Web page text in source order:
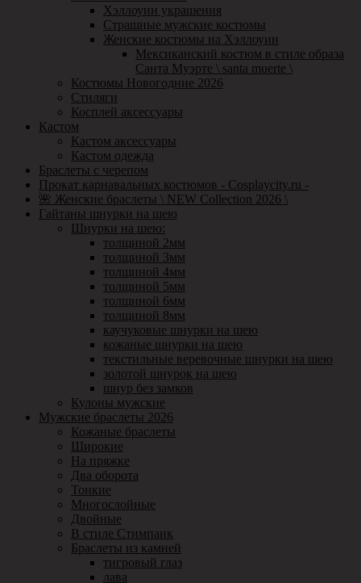
Хэллоуин украшения
Страшные мужские костюмы
Женские костюмы на Хэллоуин
Мексиканский костюм в стиле образа
Санта Муэрте \ santa muerte \
Костюмы Новогодние 2026
Стиляги
Косплей аксессуары
Кастом
Кастом аксессуары
Кастом одежда
Браслеты с черепом
Прокат карнавальных костюмов - Cosplaycity.ru -
🌺 Женские браслеты \ NEW Collection 2026 \
Гайтаны шнурки на шею
Шнурки на шею:
толщиной 2мм
толщиной 3мм
толщиной 4мм
толщиной 5мм
толщиной 6мм
толщиной 8мм
каучуковые шнурки на шею
кожаные шнурки на шею
текстильные веревочные шнурки на шею
золотой шнурок на шею
шнур без замков
Кулоны мужские
Мужские браслеты 2026
Кожаные браслеты
Широкие
На пряжке
Два оборота
Тонкие
Многослойные
Двойные
В стиле Стимпанк
Браслеты из камней
тигровый глаз
лава